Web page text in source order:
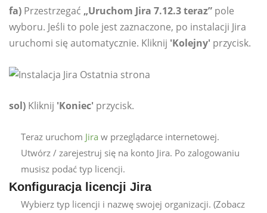
fa) Przestrzegać „Uruchom Jira 7.12.3 teraz” pole
wyboru. Jeśli to pole jest zaznaczone, po instalacji Jira
uruchomi się automatycznie. Kliknij 'Kolejny' przycisk.
sol) Kliknij 'Koniec' przycisk.
Teraz uruchom Jira w przeglądarce internetowej.
Utwórz / zarejestruj się na konto Jira. Po zalogowaniu
musisz podać typ licencji.
Konfiguracja licencji Jira
Wybierz typ licencji i nazwę swojej organizacji. (Zobacz